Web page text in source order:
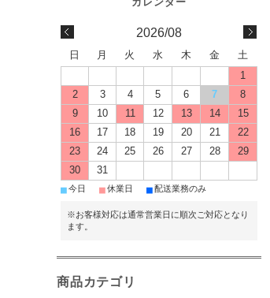
2026/08
日 月 火 水 木 金
土
1
2
3 4 5 6 7
8
9
10 11 12 13 14
15
16
17 18 19 20 21
22
23
24 25 26 27 28
29
30
31
■今日 ■休業日 ■配送業務のみ
※お客様対応は通常営業日に順次ご対応となり
ます。
商品カテゴリ